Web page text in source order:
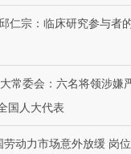
仁宗：临床研究参与者
常委会：六名将领涉嫌
国人大代表
劳动力市场意外放缓 岗